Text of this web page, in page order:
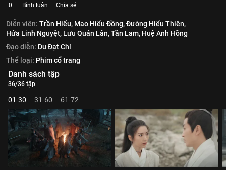
0 Bình luận Chia sẻ
Diễn viên: Trần Hiểu, Mao Hiểu Đồng,Đường Hiểu Thiên,
Hứa Linh Nguyệt, Lưu Quán Lân,Tần Lam, Huệ Anh Hồng
Đạo diễn: Du Đạt Chí
Thể loại: Phim cổ trang
Danh sách tập
36/36 tập
01-30 31-60 61-72